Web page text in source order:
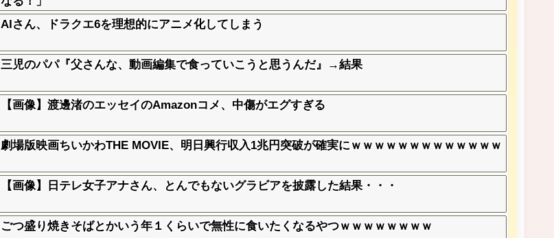
AIさん、ドラクエ6を理想的にアニメ化してしまう
三児のパパ『父さんな、動画編集で食っていこうと思うんだ』→結果
【画像】渡邊渚のエッセイのAmazonコメ、中傷がエグすぎる
劇場版映画ちいかわTHE MOVIE、明日興行収入1兆円突破が確実にｗｗｗｗｗｗｗｗｗｗｗｗｗ
【画像】日テレ女子アナさん、とんでもないグラビアを披露した結果・・・
ごつ盛り焼きそばとかいう年１くらいで無性に食いたくなるやつｗｗｗｗｗｗｗｗ